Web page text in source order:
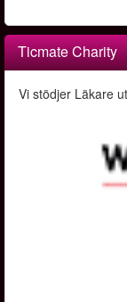
Ticmate Charity
Vi stödjer Läkare